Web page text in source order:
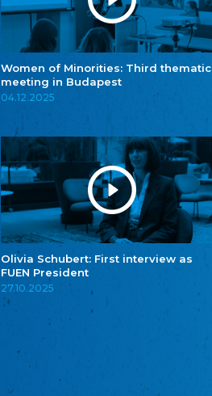
Women of Minorities: Third thematic
meeting in Budapest
04.12.2025
Olivia Schubert: First interview as
FUEN President
27.10.2025